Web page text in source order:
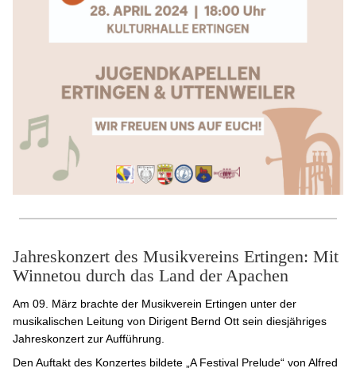
Jahreskonzert des Musikvereins Ertingen: Mit
Winnetou durch das Land der Apachen
Am 09. März brachte der Musikverein Ertingen unter der
musikalischen Leitung von Dirigent Bernd Ott sein diesjähriges
Jahreskonzert zur Aufführung.
Den Auftakt des Konzertes bildete „A Festival Prelude“ von Alfred